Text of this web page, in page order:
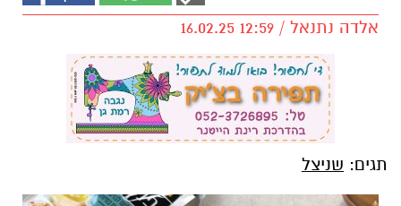
אלדה נתנאל / 12:59 16.02.25
תגים: שניצל